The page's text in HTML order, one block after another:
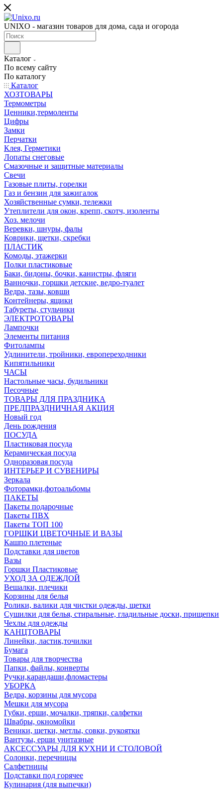
UNIXO - магазин товаров для дома, сада и огорода
Каталог
По всему сайту
По каталогу
Каталог
ХОЗТОВАРЫ
Термометры
Ценники,термоленты
Цифры
Замки
Перчатки
Клея, Герметики
Лопаты снеговые
Смазочные и защитные материалы
Свечи
Газовые плиты, горелки
Газ и бензин для зажигалок
Хозяйственные сумки, тележки
Утеплители для окон, крепп, скотч, изоленты
Хоз. мелочи
Веревки, шнуры, фалы
Коврики, щетки, скребки
ПЛАСТИК
Комоды, этажерки
Полки пластиковые
Баки, бидоны, бочки, канистры, фляги
Ванночки, горшки детские, ведро-туалет
Ведра, тазы, ковши
Контейнеры, ящики
Табуреты, стульчики
ЭЛЕКТРОТОВАРЫ
Лампочки
Элементы питания
Фитолампы
Удлинители, тройники, европереходники
Кипятильники
ЧАСЫ
Настольные часы, будильники
Песочные
ТОВАРЫ ДЛЯ ПРАЗДНИКА
ПРЕДПРАЗДНИЧНАЯ АКЦИЯ
Новый год
День рождения
ПОСУДА
Пластиковая посуда
Керамическая посуда
Одноразовая посуда
ИНТЕРЬЕР И СУВЕНИРЫ
Зеркала
Фоторамки,фотоальбомы
ПАКЕТЫ
Пакеты подарочные
Пакеты ПВХ
Пакеты ТОП 100
ГОРШКИ ЦВЕТОЧНЫЕ И ВАЗЫ
Кашпо плетеные
Подставки для цветов
Вазы
Горшки Пластиковые
УХОД ЗА ОДЕЖДОЙ
Вешалки, плечики
Корзины для белья
Ролики, валики для чистки одежды, щетки
Сушилки для белья, стиральные, гладильные доски, прищепки
Чехлы для одежды
КАНЦТОВАРЫ
Линейки, ластик,точилки
Бумага
Товары для творчества
Папки, файлы, конверты
Ручки,карандаши,фломастеры
УБОРКА
Ведра, корзины для мусора
Мешки для мусора
Губки, ерши, мочалки, тряпки, салфетки
Швабры, окномойки
Веники, щетки, метлы, совки, рукоятки
Вантузы, ерши унитазные
АКСЕССУАРЫ ДЛЯ КУХНИ И СТОЛОВОЙ
Солонки, перечницы
Салфетницы
Подставки под горячее
Кулинария (для выпечки)